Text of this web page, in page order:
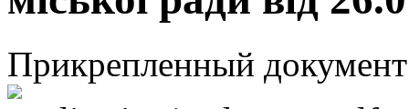
Прикрепленный